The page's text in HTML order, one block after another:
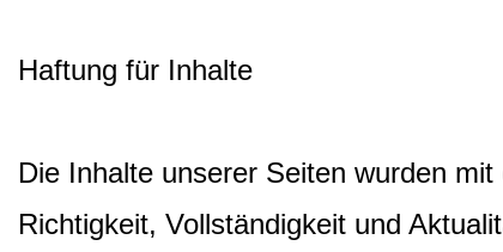
Haftung für Inhalte
Die Inhalte unserer Seiten wurden
Richtigkeit, Vollständigkeit und